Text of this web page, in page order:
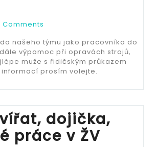
Comments
našeho týmu jako pracovníka do
výpomoc při opravách strojů,
muže s řidičským průkazem
informací prosím volejte.
dojička,
práce v ŽV